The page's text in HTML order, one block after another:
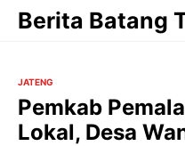
Langsung
Berita Batang
JATENG
Pemkab
Lokal, Desa